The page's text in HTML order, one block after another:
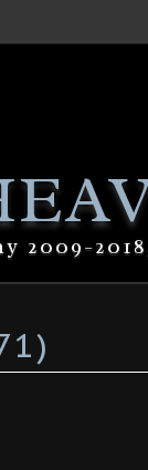
2009-